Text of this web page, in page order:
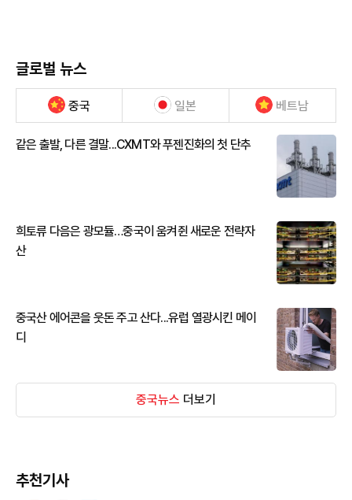
글로벌 뉴스
중국 일본 베트남
같은 출발, 다른 결말...CXMT와 푸젠진화의 첫 단추
희토류 다음은 광모듈…중국이 움켜쥔 새로운 전략자
산
중국산 에어콘을 웃돈 주고 산다...유럽 열광시킨 메이
디
중국뉴스 더보기
추천기사